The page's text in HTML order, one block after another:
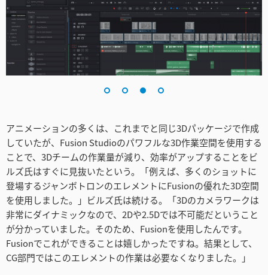
アニメーションの多くは、これまでと同じ3Dパッケージで作成
していたが、Fusion Studioのパワフルな3D作業空間を使用する
ことで、3Dチームの作業量が減り、効率がアップすることをビ
ルズ氏はすぐに見抜いたという。「例えば、多くのショットに
登場するジャンボトロンのエレメントにFusionの優れた3D空間
を使用しました。」ビルズ氏は続ける。「3Dのカメラワークは
非常にダイナミックなので、2Dや2.5Dでは不可能だということ
が分かっていました。そのため、Fusionを使用したんです。
Fusionでこれができることは嬉しかったですね。結果として、
CG部門ではこのエレメントの作業は必要なくなりました。」